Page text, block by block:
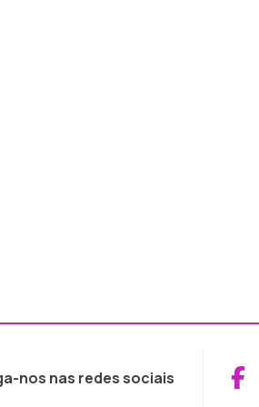
nos nas redes sociais